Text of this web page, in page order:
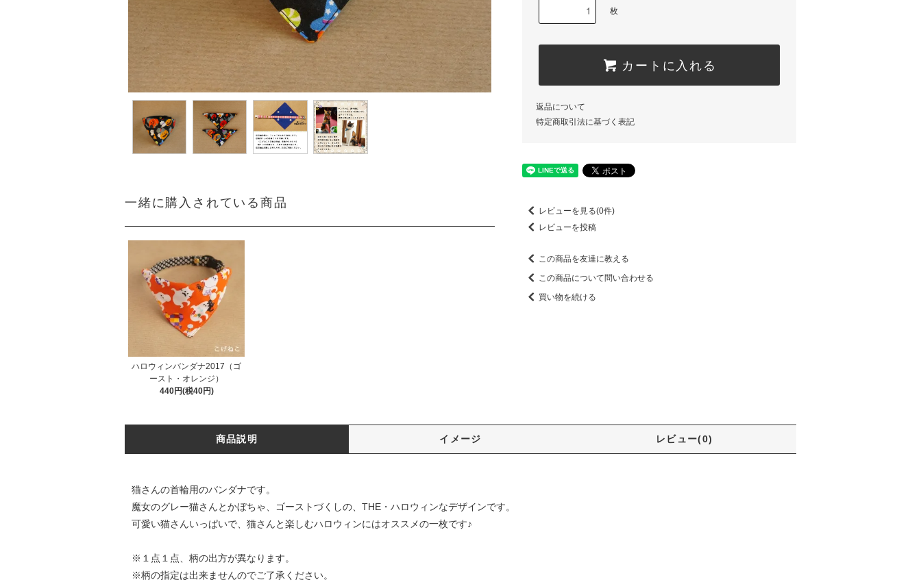
一緒に購入されている商品
ハロウィンバンダナ2017（ゴ
ースト・オレンジ）
440円(税40円)
枚
カートに入れる
返品について
特定商取引法に基づく表記
レビューを見る(0件)
レビューを投稿
この商品を友達に教える
この商品について問い合わせる
買い物を続ける
商品説明 イメージ レビュー(0)
猫さんの首輪用のバンダナです。
魔女のグレー猫さんとかぼちゃ、ゴーストづくしの、THE・ハロウィンなデザインです。
可愛い猫さんいっぱいで、猫さんと楽しむハロウィンにはオススメの一枚です♪
※１点１点、柄の出方が異なります。
※柄の指定は出来ませんのでご了承ください。